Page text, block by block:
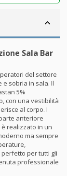
Sala Bar
del settore
sobria in sala. Il
5%
con una vestibilità
al corpo. I
anteriore
realizzato in un
ma sempre
per tutti gli
professionale